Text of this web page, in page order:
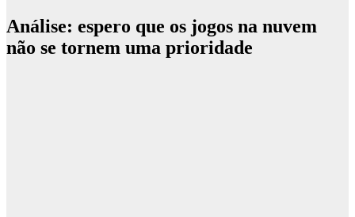
Análise: espero que os jogos na nuvem
não se tornem uma prioridade